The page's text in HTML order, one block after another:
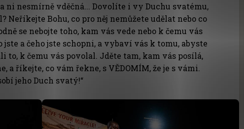
ni nesmírně vděčná... Dovolíte i vy Duchu svatému,
Neříkejte Bohu, co pro něj nemůžete udělat nebo co
se nebojte toho, kam vás vede nebo k čemu vás
jste a čeho jste schopni, a vybaví vás k tomu, abyste
to, k čemu vás povolal. Jděte tam, kam vás posílá,
a říkejte, co vám řekne, s VĚDOMÍM, že je s vámi.
jeho Duch svatý!“